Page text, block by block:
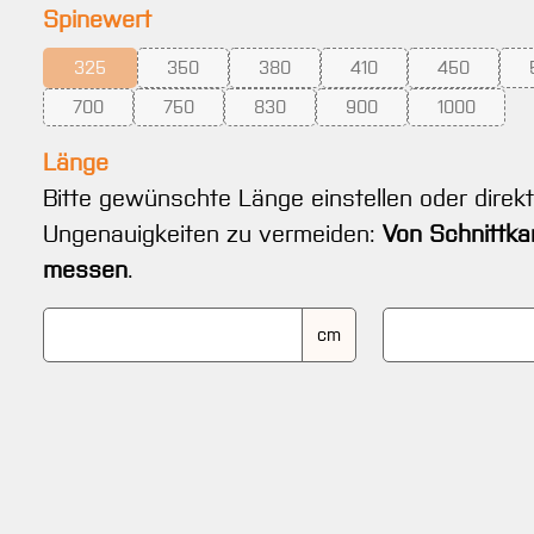
Spinewertauswählen
325
(Diese Option ist zurzeit nicht verfügbar.)
350
(Diese Option ist zurzeit nicht verfügbar.)
380
(Diese Option ist zurzeit nicht
410
(Diese Option ist zurzeit
450
(Diese
700
(Diese Option ist zurzeit nicht verfügbar.)
750
(Diese Option ist zurzeit nicht verfügbar.)
830
(Diese Option ist zurzeit nicht
900
(Diese Option ist zurzeit
1000
(Diese
Länge
Bitte gewünschte Länge einstellen oder
Ungenauigkeiten zu vermeiden: Von
messen.
cm